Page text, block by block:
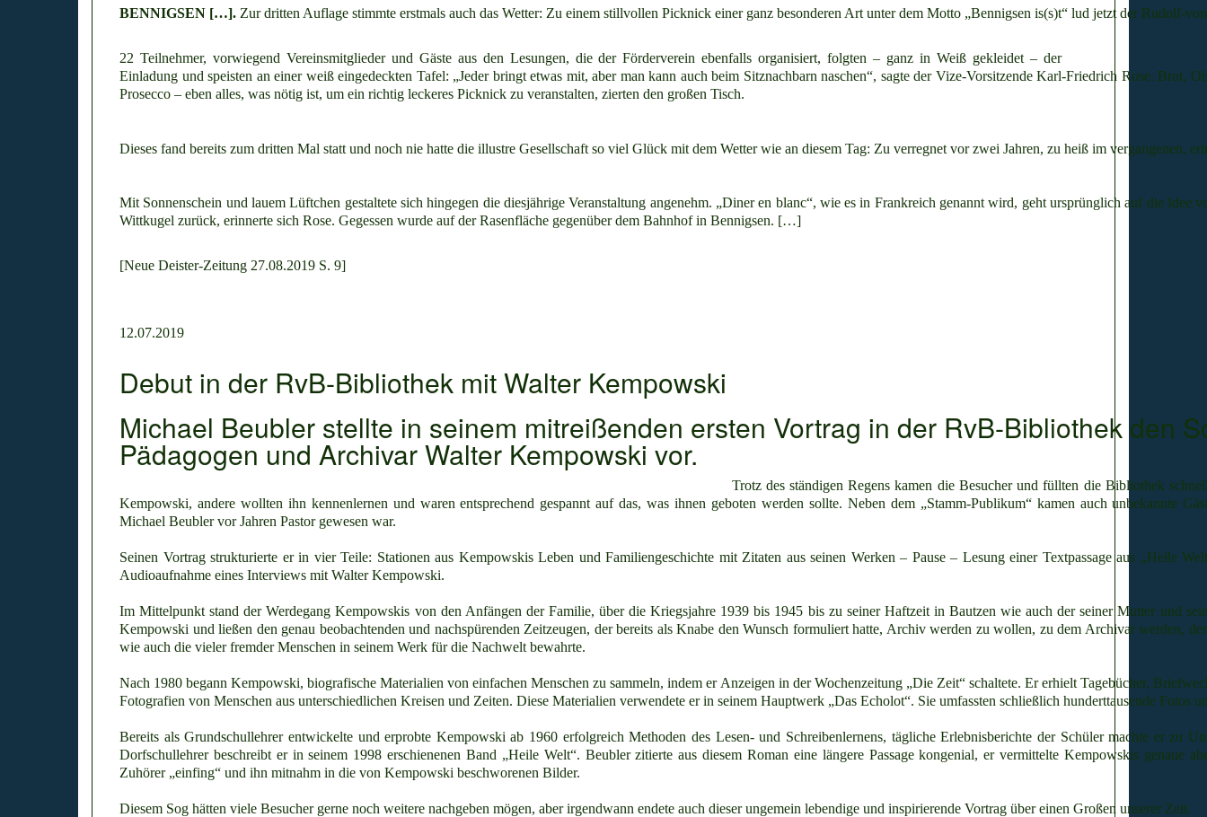
BENNIGSEN […]. Zur dritten Auflage stimmte erstmals auch das Wetter: Zu einem stillvollen Picknick einer ganz besonderen Art unter dem Motto „Bennigsen is(s)t“ lud jetzt der Rudolf-
22 Teilnehmer, vorwiegend Vereinsmitglieder und Gäste aus den Lesungen, die der Förderverein ebenfalls organisiert, folgten – ganz in Weiß gekleidet – der
Einladung und speisten an einer weiß eingedeckten Tafel: „Jeder bringt etwas mit, aber man kann auch beim Sitznachbarn naschen“, sagte der Vize-Vorsitzende Karl-Friedrich Rose. Brot,
Prosecco – eben alles, was nötig ist, um ein richtig leckeres Picknick zu veranstalten, zierten den großen Tisch.
Dieses fand bereits zum dritten Mal statt und noch nie hatte die illustre Gesellschaft so viel Glück mit dem Wetter wie an diesem Tag: Zu verregnet vor zwei Jahren, zu heiß im vergangenen,
Mit Sonnenschein und lauem Lüftchen gestaltete sich hingegen die diesjährige Veranstaltung angenehm. „Diner en blanc“, wie es in Frankreich genannt wird, geht ursprünglich auf die Idee
Wittkugel zurück, erinnerte sich Rose. Gegessen wurde auf der Rasenfläche gegenüber dem Bahnhof in Bennigsen. […]
[Neue Deister-Zeitung 27.08.2019 S. 9]
12.07.2019
Debut in der RvB-Bibliothek mit Walter Kempowski
Michael Beubler stellte in seinem mitreißenden ersten Vortrag in der RvB-Bibliothek den
Pädagogen und Archivar Walter Kempowski vor.
Trotz des ständigen Regens kamen die Besucher und füllten die Bibliothek
Kempowski, andere wollten ihn kennenlernen und waren entsprechend gespannt auf das, was ihnen geboten werden sollte. Neben dem „Stamm-Publikum“ kamen auch unbekannte
Michael Beubler vor Jahren Pastor gewesen war.
Seinen Vortrag strukturierte er in vier Teile: Stationen aus Kempowskis Leben und Familiengeschichte mit Zitaten aus seinen Werken – Pause – Lesung einer Textpassage aus „Heile
Audioaufnahme eines Interviews mit Walter Kempowski.
Im Mittelpunkt stand der Werdegang Kempowskis von den Anfängen der Familie, über die Kriegsjahre 1939 bis 1945 bis zu seiner Haftzeit in Bautzen wie auch der seiner Mutter und
Kempowski und ließen den genau beobachtenden und nachspürenden Zeitzeugen, der bereits als Knabe den Wunsch formuliert hatte, Archiv werden zu wollen, zu dem Archivar werden,
wie auch die vieler fremder Menschen in seinem Werk für die Nachwelt bewahrte.
Nach 1980 begann Kempowski, biografische Materialien von einfachen Menschen zu sammeln, indem er Anzeigen in der Wochenzeitung „Die Zeit“ schaltete. Er erhielt Tagebücher,
Fotografien von Menschen aus unterschiedlichen Kreisen und Zeiten. Diese Materialien verwendete er in seinem Hauptwerk „Das Echolot“. Sie umfassten schließlich hunderttausende Fotos
Bereits als Grundschullehrer entwickelte und erprobte Kempowski ab 1960 erfolgreich Methoden des Lesen- und Schreibenlernens, tägliche Erlebnisberichte der Schüler machte er zu
Dorfschullehrer beschreibt er in seinem 1998 erschienenen Band „Heile Welt“. Beubler zitierte aus diesem Roman eine längere Passage kongenial, er vermittelte Kempowskis genaue
Zuhörer „einfing“ und ihn mitnahm in die von Kempowski beschworenen Bilder.
Diesem Sog hätten viele Besucher gerne noch weitere nachgeben mögen, aber irgendwann endete auch dieser ungemein lebendige und inspirierende Vortrag über einen Großen unserer Zeit.